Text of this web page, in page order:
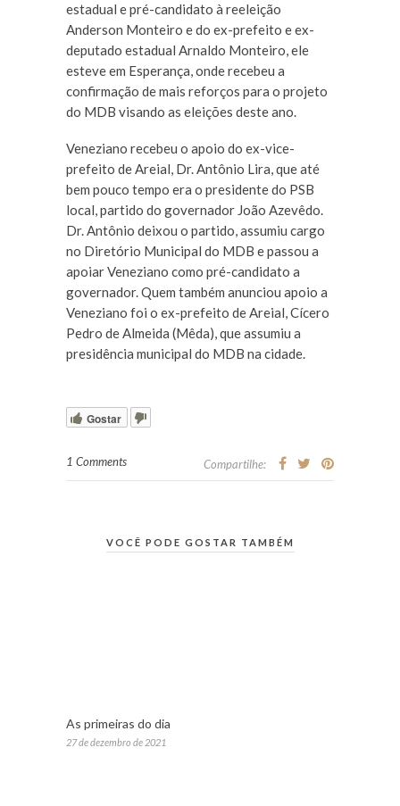
estadual e pré-candidato à reeleição
Anderson Monteiro e do ex-prefeito e ex-
deputado estadual Arnaldo Monteiro, ele
esteve em Esperança, onde recebeu a
confirmação de mais reforços para o projeto
do MDB visando as eleições deste ano.
Veneziano recebeu o apoio do ex-vice-
prefeito de Areial, Dr. Antônio Lira, que até
bem pouco tempo era o presidente do PSB
local, partido do governador João Azevêdo.
Dr. Antônio deixou o partido, assumiu cargo
no Diretório Municipal do MDB e passou a
apoiar Veneziano como pré-candidato a
governador. Quem também anunciou apoio a
Veneziano foi o ex-prefeito de Areial, Cícero
Pedro de Almeida (Mêda), que assumiu a
presidência municipal do MDB na cidade.
Gostar
1 Comments Compartilhe:
VOCÊ PODE GOSTAR TAMBÉM
As primeiras do dia
27 de dezembro de 2021